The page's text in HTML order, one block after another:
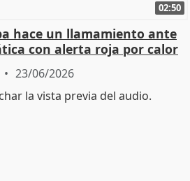
02:50
hace un llamamiento ante
con alerta roja por calor
23/06/2026